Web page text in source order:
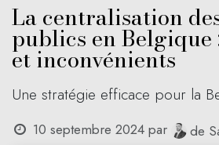
La centralisation
publics en Belgique
et inconvénients
Une stratégie efficace pour la
10 septembre 2024 par de